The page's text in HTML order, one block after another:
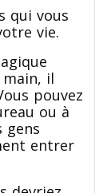
qui vous
vie.
il
pouvez
ou à
gens
entrer